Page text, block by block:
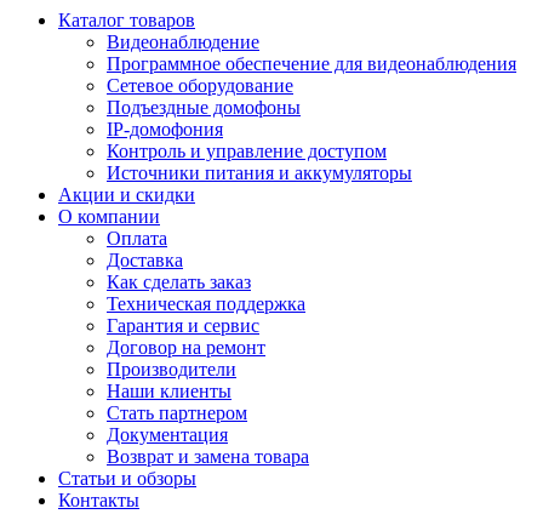
Каталог товаров
Видеонаблюдение
Программное обеспечение для видеонаблюдения
Сетевое оборудование
Подъездные домофоны
IP-домофония
Контроль и управление доступом
Источники питания и аккумуляторы
Акции и скидки
О компании
Оплата
Доставка
Как сделать заказ
Техническая поддержка
Гарантия и сервис
Договор на ремонт
Производители
Наши клиенты
Стать партнером
Документация
Возврат и замена товара
Статьи и обзоры
Контакты